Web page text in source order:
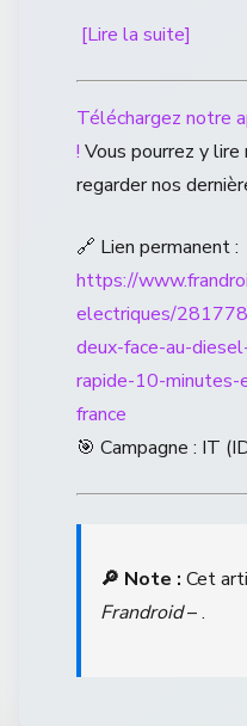
[Lire la suite]
Téléchargez notre
! Vous pourrez y
regarder nos
🔗 Lien permanent :
https://
electriques/
deux-face-au-
rapide-10-
france
🎯 Campagne : IT
🔎 Note : Cet
Frandroid– .